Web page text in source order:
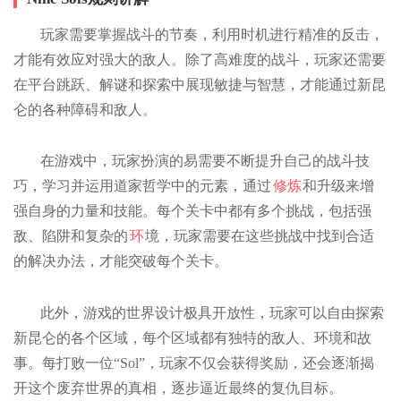
玩家需要掌握战斗的节奏，利用时机进行精准的反击，
才能有效应对强大的敌人。除了高难度的战斗，玩家还需要
在平台跳跃、解谜和探索中展现敏捷与智慧，才能通过新昆
仑的各种障碍和敌人。
在游戏中，玩家扮演的易需要不断提升自己的战斗技
巧，学习并运用道家哲学中的元素，通过修炼和升级来增
强自身的力量和技能。每个关卡中都有多个挑战，包括强
敌、陷阱和复杂的环境，玩家需要在这些挑战中找到合适
的解决办法，才能突破每个关卡。
此外，游戏的世界设计极具开放性，玩家可以自由探索
新昆仑的各个区域，每个区域都有独特的敌人、环境和故
事。每打败一位“Sol”，玩家不仅会获得奖励，还会逐渐揭
开这个废弃世界的真相，逐步逼近最终的复仇目标。